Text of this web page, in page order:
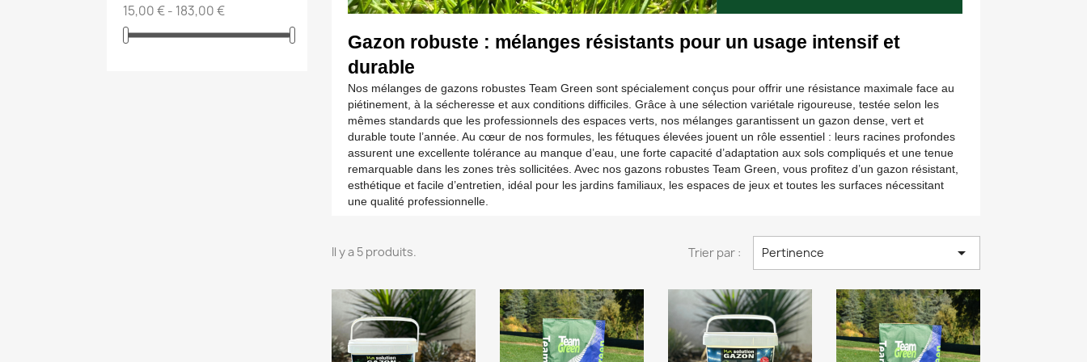
15,00 € - 183,00 €
Gazon robuste : mélanges résistants pour un usage intensif et
durable
Nos mélanges de gazons robustes Team Green sont spécialement conçus pour offrir une résistance maximale face au
piétinement, à la sécheresse et aux conditions difficiles. Grâce à une sélection variétale rigoureuse, testée selon les
mêmes standards que les professionnels des espaces verts, nos mélanges garantissent un gazon dense, vert et
durable toute l’année. Au cœur de nos formules, les fétuques élevées jouent un rôle essentiel : leurs racines profondes
assurent une excellente tolérance au manque d’eau, une forte capacité d’adaptation aux sols compliqués et une tenue
remarquable dans les zones très sollicitées. Avec nos gazons robustes Team Green, vous profitez d’un gazon résistant,
esthétique et facile d’entretien, idéal pour les jardins familiaux, les espaces de jeux et toutes les surfaces nécessitant
une qualité professionnelle.
Il y a 5 produits. Trier par : Pertinence 